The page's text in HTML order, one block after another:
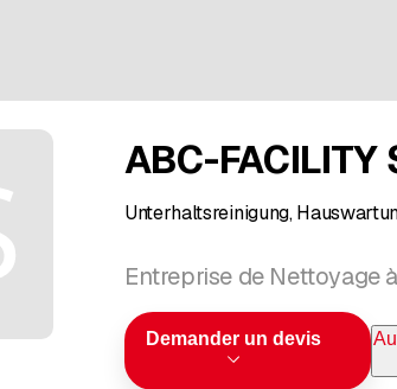
ABC-
Unterhaltsreinigung,
Entreprise de Nettoyage
Demander un devis